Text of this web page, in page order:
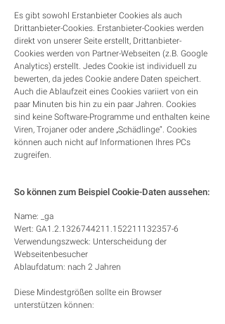
Es gibt sowohl Erstanbieter Cookies als auch
Drittanbieter-Cookies. Erstanbieter-Cookies werden
direkt von unserer Seite erstellt, Drittanbieter-
Cookies werden von Partner-Webseiten (z.B. Google
Analytics) erstellt. Jedes Cookie ist individuell zu
bewerten, da jedes Cookie andere Daten speichert.
Auch die Ablaufzeit eines Cookies variiert von ein
paar Minuten bis hin zu ein paar Jahren. Cookies
sind keine Software-Programme und enthalten keine
Viren, Trojaner oder andere „Schädlinge“. Cookies
können auch nicht auf Informationen Ihres PCs
zugreifen.
So können zum Beispiel Cookie-Daten aussehen:
Name: _ga
Wert: GA1.2.1326744211.152211132357-6
Verwendungszweck: Unterscheidung der
Webseitenbesucher
Ablaufdatum: nach 2 Jahren
Diese Mindestgrößen sollte ein Browser
unterstützen können: